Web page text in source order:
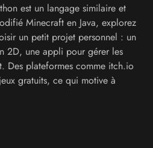
est un langage similaire et
Minecraft en Java, explorez
un petit projet personnel : un
2D, une appli pour gérer les
Des plateformes comme itch.io
gratuits, ce qui motive à